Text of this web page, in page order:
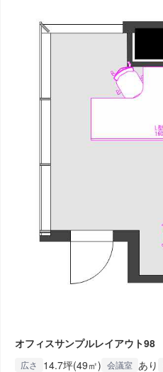
オフィスサンプルレイアウト98
広さ 14.7坪(49㎡) 会議室 あり